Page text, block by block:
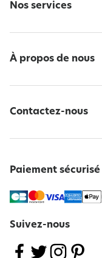
Nos services
À propos de nous
Contactez-nous
Paiement sécurisé
Suivez-nous